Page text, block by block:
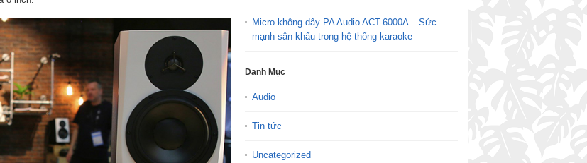
Micro không dây PA Audio ACT-6000A – Sức
mạnh sân khấu trong hệ thống karaoke
Danh Mục
Audio
Tin tức
Uncategorized